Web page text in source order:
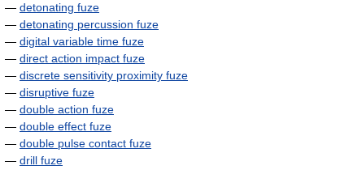
— detonating fuze
— detonating percussion fuze
— digital variable time fuze
— direct action impact fuze
— discrete sensitivity proximity fuze
— disruptive fuze
— double action fuze
— double effect fuze
— double pulse contact fuze
— drill fuze